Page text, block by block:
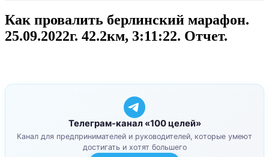
Как провалить берлинский марафон.
25.09.2022г. 42.2км, 3:11:22. Отчет.
Телеграм-канал «100 целей»
Канал для предпринимателей и руководителей, которые умеют
достигать и хотят большего